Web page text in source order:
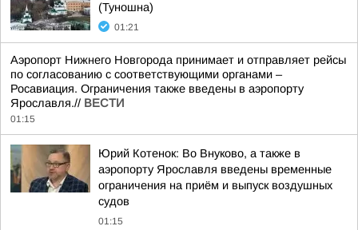
(Туношна)
01:21
Аэропорт Нижнего Новгорода принимает и отправляет рейсы
по согласованию с соответствующими органами –
Росавиация. Ограничения также введены в аэропорту
Ярославля.// ВЕСТИ
01:15
Юрий Котенок: Во Внуково, а также в
аэропорту Ярославля введены временные
ограничения на приём и выпуск воздушных
судов
01:15